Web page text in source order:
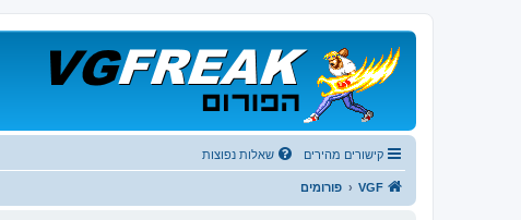
קישורים מהירים שאלות נפוצות
VGF פורומים